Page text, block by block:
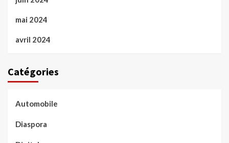
mai 2024
avril 2024
Catégories
Automobile
Diaspora